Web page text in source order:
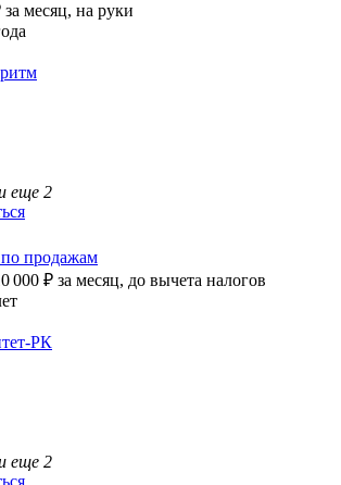
за месяц, на руки
еще 2
продажам
000 ₽ за месяц, до вычета налогов
РК
еще 2